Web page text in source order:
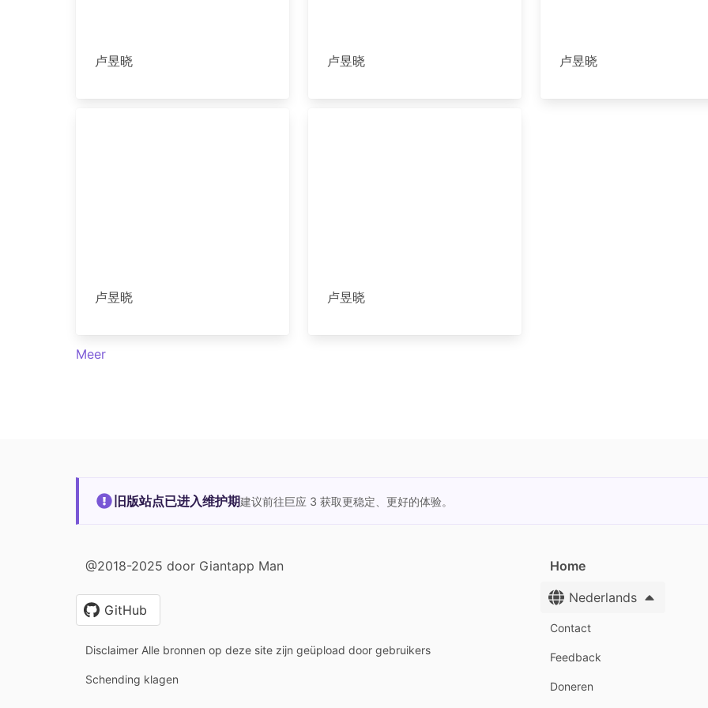
卢昱晓 卢昱晓 卢昱晓
卢昱晓 卢昱晓
Meer
旧版站点已进入维护期建议前往巨应 3 获取更稳定、更好的体验。
@2018-2025 door Giantapp Man
GitHub
Disclaimer Alle bronnen op deze site zijn geüpload door gebruikers
Schending klagen
Home
Nederlands
Contact
Feedback
Doneren